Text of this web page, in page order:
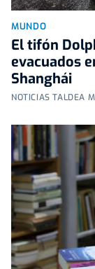
MUNDO
El tifón
evacuados
Shanghái
NOTICIAS TALDEA